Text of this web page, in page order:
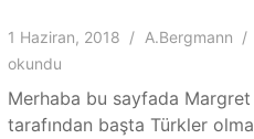
1 Haziran, 2018 A.Bergmann
okundu
Merhaba bu sayfada
tarafından başta Türkler